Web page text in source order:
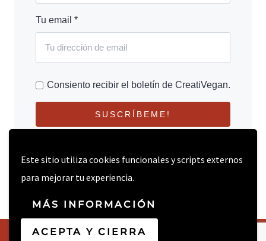
Este sitio utiliza cookies funcionales y scripts externos
para mejorar tu experiencia.
MÁS INFORMACIÓN
ACEPTA Y CIERRA
Tu email *
Consiento recibir el boletín de CreatiVegan.
SUSCRÍBEME!